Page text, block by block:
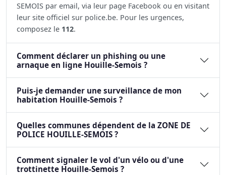
SEMOIS par email, via leur page Facebook ou en visitant
leur site officiel sur police.be. Pour les urgences,
composez le 112.
Comment déclarer un phishing ou une
arnaque en ligne Houille-Semois ?
Puis-je demander une surveillance de mon
habitation Houille-Semois ?
Quelles communes dépendent de la ZONE DE
POLICE HOUILLE-SEMOIS ?
Comment signaler le vol d'un vélo ou d'une
trottinette Houille-Semois ?